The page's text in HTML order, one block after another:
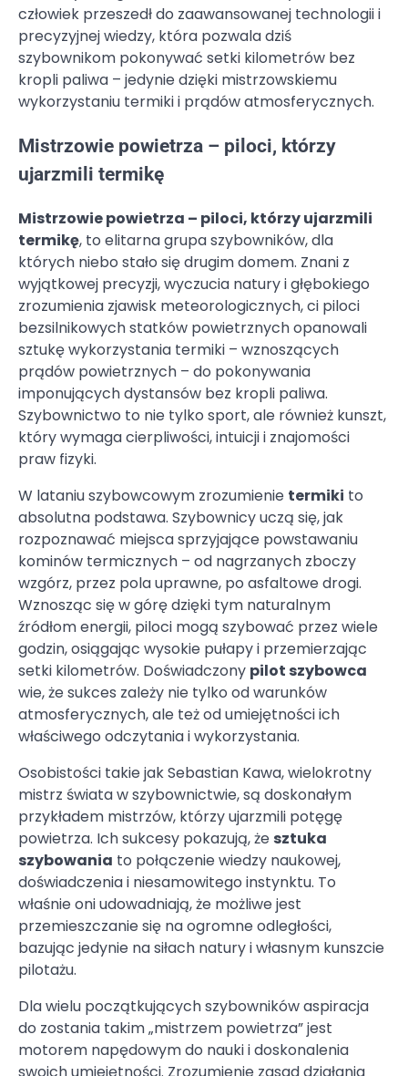
człowiek przeszedł do zaawansowanej technologii i
precyzyjnej wiedzy, która pozwala dziś
szybownikom pokonywać setki kilometrów bez
kropli paliwa – jedynie dzięki mistrzowskiemu
wykorzystaniu termiki i prądów atmosferycznych.
Mistrzowie powietrza – piloci, którzy
ujarzmili termikę
Mistrzowie powietrza – piloci, którzy ujarzmili
termikę, to elitarna grupa szybowników, dla
których niebo stało się drugim domem. Znani z
wyjątkowej precyzji, wyczucia natury i głębokiego
zrozumienia zjawisk meteorologicznych, ci piloci
bezsilnikowych statków powietrznych opanowali
sztukę wykorzystania termiki – wznoszących
prądów powietrznych – do pokonywania
imponujących dystansów bez kropli paliwa.
Szybownictwo to nie tylko sport, ale również kunszt,
który wymaga cierpliwości, intuicji i znajomości
praw fizyki.
W lataniu szybowcowym zrozumienie termiki to
absolutna podstawa. Szybownicy uczą się, jak
rozpoznawać miejsca sprzyjające powstawaniu
kominów termicznych – od nagrzanych zboczy
wzgórz, przez pola uprawne, po asfaltowe drogi.
Wznosząc się w górę dzięki tym naturalnym
źródłom energii, piloci mogą szybować przez wiele
godzin, osiągając wysokie pułapy i przemierzając
setki kilometrów. Doświadczony pilot szybowca
wie, że sukces zależy nie tylko od warunków
atmosferycznych, ale też od umiejętności ich
właściwego odczytania i wykorzystania.
Osobistości takie jak Sebastian Kawa, wielokrotny
mistrz świata w szybownictwie, są doskonałym
przykładem mistrzów, którzy ujarzmili potęgę
powietrza. Ich sukcesy pokazują, że sztuka
szybowania to połączenie wiedzy naukowej,
doświadczenia i niesamowitego instynktu. To
właśnie oni udowadniają, że możliwe jest
przemieszczanie się na ogromne odległości,
bazując jedynie na siłach natury i własnym kunszcie
pilotażu.
Dla wielu początkujących szybowników aspiracja
do zostania takim „mistrzem powietrza” jest
motorem napędowym do nauki i doskonalenia
swoich umiejętności. Zrozumienie zasad działania